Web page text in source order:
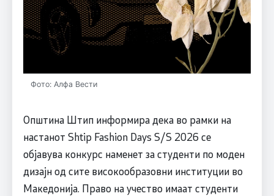
Фото: Алфа Вести
Општина Штип информира дека во рамки на
настанот Shtip Fashion Days S/S 2026 се
објавува конкурс наменет за студенти по моден
дизајн од сите високообразовни институции во
Македонија. Право на учество имаат студенти